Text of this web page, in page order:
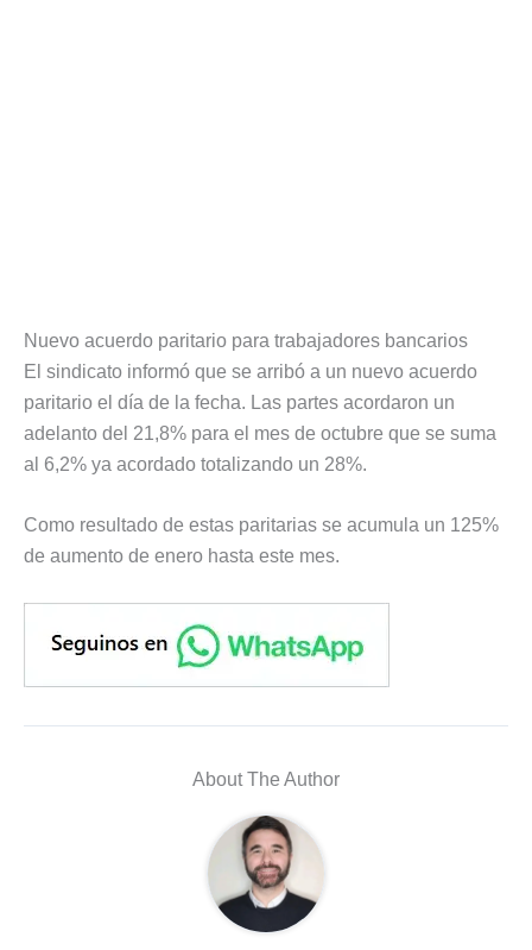
Nuevo acuerdo paritario para trabajadores bancarios
El sindicato informó que se arribó a un nuevo acuerdo
paritario el día de la fecha. Las partes acordaron un
adelanto del 21,8% para el mes de octubre que se suma
al 6,2% ya acordado totalizando un 28%.
Como resultado de estas paritarias se acumula un 125%
de aumento de enero hasta este mes.
About The Author